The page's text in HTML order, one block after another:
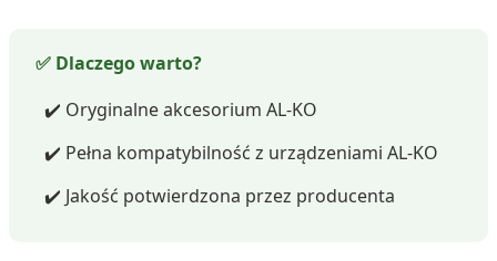
✅ Dlaczego warto?
✔️ Oryginalne akcesorium AL-KO
✔️ Pełna kompatybilność z urządzeniami AL-KO
✔️ Jakość potwierdzona przez producenta